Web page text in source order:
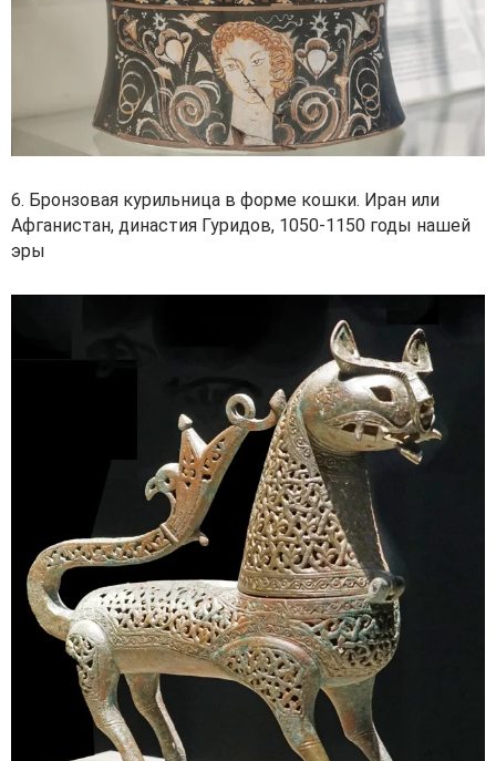
6. Бронзовая курильница в форме кошки. Иран или
Афганистан, династия Гуридов, 1050-1150 годы нашей
эры